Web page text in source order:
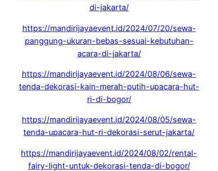
di-jakarta/
https://mandirijayaevent.id/2024/07/20/sewa-
panggung-ukuran-bebas-sesuai-kebutuhan-
acara-di-jakarta/
https://mandirijayaevent.id/2024/08/06/sewa-
tenda-dekorasi-kain-merah-putih-upacara-hut-
ri-di-bogor/
https://mandirijayaevent.id/2024/08/05/sewa-
tenda-upacara-hut-ri-dekorasi-serut-jakarta/
https://mandirijayaevent.id/2024/08/02/rental-
fairy-light-untuk-dekorasi-tenda-di-bogor/